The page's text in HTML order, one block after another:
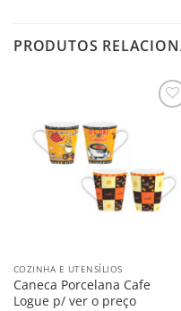
PRODUTOS
COZINHA E UTENSÍLIOS
Caneca Porcelana Cafe
Logue p/ ver o preço